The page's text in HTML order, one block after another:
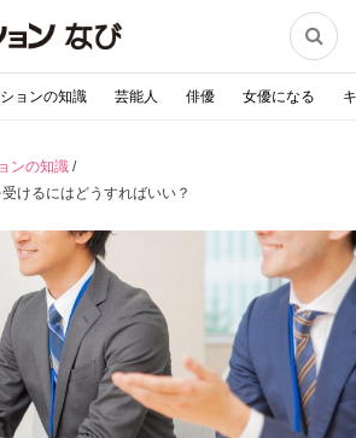

ョンの知識 芸能人 俳優 女優になる
ンの知識 /
けるにはどうすればいい？